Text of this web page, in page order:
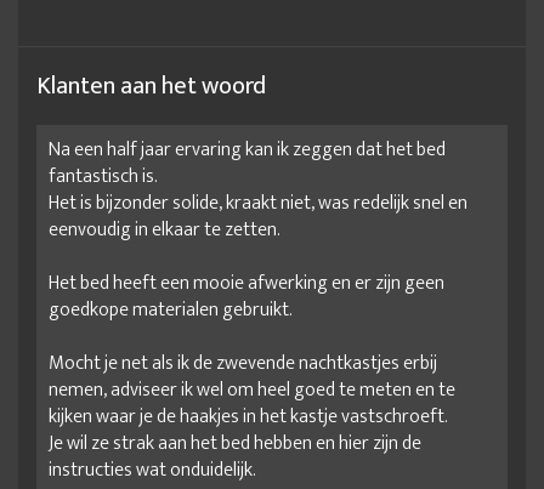
Klanten aan het woord
Na een half jaar ervaring kan ik zeggen dat het bed
fantastisch is.
Het is bijzonder solide, kraakt niet, was redelijk snel en
eenvoudig in elkaar te zetten.
Het bed heeft een mooie afwerking en er zijn geen
goedkope materialen gebruikt.
Mocht je net als ik de zwevende nachtkastjes erbij
nemen, adviseer ik wel om heel goed te meten en te
kijken waar je de haakjes in het kastje vastschroeft.
Je wil ze strak aan het bed hebben en hier zijn de
instructies wat onduidelijk.